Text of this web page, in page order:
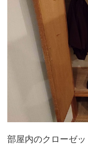
部屋内のクローゼッ